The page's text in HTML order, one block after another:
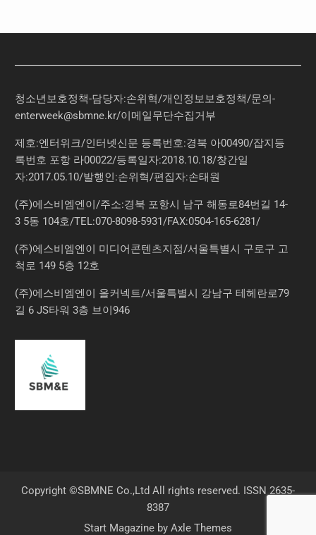
청소년보호정책-담당자:손위혁/개인정보보호정책/문의-
enterweek@sbmne.kr/이메일무단수집거부
제호:엔터위크/인터넷신문 등록번호:경북 아00490/잡지등
록번호 포항 라00022/등록일자:2018.10.18/창간일
자:2017.05.10/발행인:손위혁/편집자:손태원
(주)에스비엠엔이/주소:경북 포항시 남구 해동로84번길 14-
3 5동 104호/TEL:070-8098-5931/FAX:0504-165-6281/
(주)에스비엠엔이 미디어콘텐츠지점/서울특별시 구로구 고
척로 149 5층 12호
(주)에스비엠엔이 올커넥트/서울특별시 강남구 테헤란로79
길 6 JS타워 3층 브이946
Copyright ©SBMNE Co.,Ltd All rights reserved. ISSN 2635-
8387
Start Magazine by Axle Themes